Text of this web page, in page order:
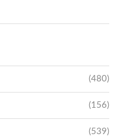
(480)
(156)
(539)